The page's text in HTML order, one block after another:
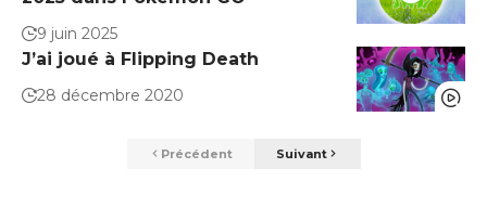
9 juin 2025
J’ai joué à Flipping Death
28 décembre 2020
Précédent Suivant